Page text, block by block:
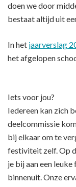
doen we door
bestaat altijd uit
In het jaarverslag
het afgelopen
Iets voor jou?
Iedereen kan zich
deelcommissie
bij elkaar om te
festiviteit zelf. Op
je bij aan een
binnenuit. Onze